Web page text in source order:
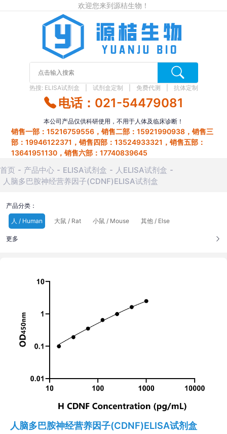
欢迎您来到源桔生物！
热搜: ELISA试剂盒 试剂盒定制 免费代测 抗体定制
电话：021-54479081
本公司产品仅供科研使用，不用于人体及临床诊断！
销售一部：15216759556，销售二部：15921990938，销售三
部：19946122371，销售四部：13524933321，销售五部：
13641951130，销售六部：17740839645
首页 产品中心 ELISA试剂盒
人ELISA试剂盒
人脑多巴胺神经营养因子(CDNF)ELISA试剂盒
产品分类：
人 / Human
大鼠 / Rat 小鼠 / Mouse 其他 / Else
更多
人脑多巴胺神经营养因子(CDNF)ELISA试剂盒